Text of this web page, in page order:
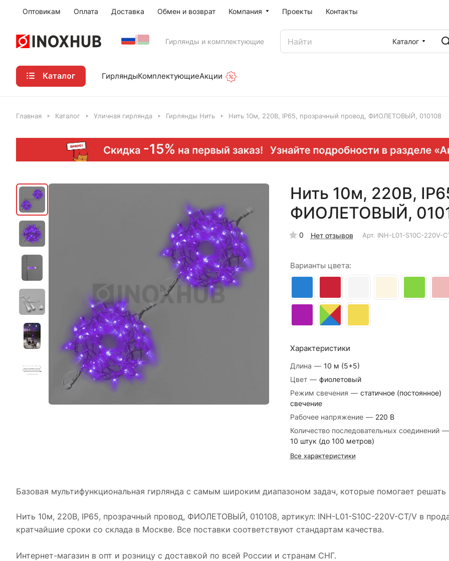
Оптовикам Оплата Доставка Обмен и возврат Компания Проекты Контакты
Гирлянды и комплектующие Каталог
Каталог ГирляндыКомплектующиеАкции
Главная Каталог Уличная гирлянда Гирлянды Нить Нить 10м, 220В, IP65, прозрачный провод, ФИОЛЕТОВЫЙ, 010108
Нить 10м, 220В,
ФИОЛЕТОВЫЙ,
0 Нет отзывов Арт. INH-L01-S10C-220V-
Варианты цвета:
Характеристики
Длина — 10 м (5+5)
Цвет — фиолетовый
Режим свечения — статичное (постоянное)
свечение
Рабочее напряжение — 220 В
Количество последовательных соединений —
10 штук (до 100 метров)
Все характеристики
Базовая мультифункциональная гирлянда с самым широким диапазоном задач, которые помогает
Нить 10м, 220В, IP65, прозрачный провод, ФИОЛЕТОВЫЙ, 010108, артикул: INH-L01-S10C-220V-CT/V в
кратчайшие сроки со склада в Москве. Все поставки соответствуют стандартам качества.
Интернет-магазин в опт и розницу с доставкой по всей России и странам СНГ.